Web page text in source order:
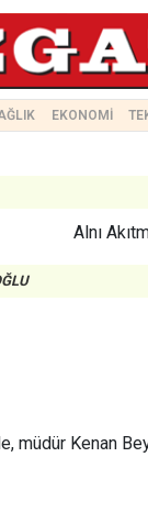
EKONOMİ
Alnı
müdür Kenan